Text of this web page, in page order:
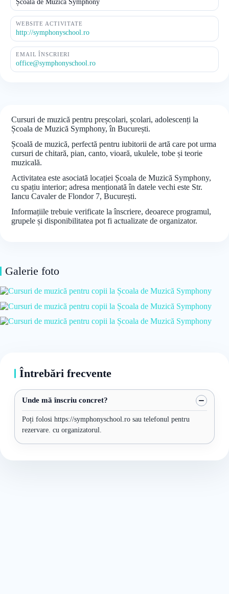
Școala de Muzică Symphony
WEBSITE ACTIVITATE
http://symphonyschool.ro
EMAIL ÎNSCRIERI
office@symphonyschool.ro
Cursuri de muzică pentru preșcolari, școlari, adolescenți la
Școala de Muzică Symphony, în București.
Școală de muzică, perfectă pentru iubitorii de artă care pot urma
cursuri de chitară, pian, canto, vioară, ukulele, tobe și teorie
muzicală.
Activitatea este asociată locației Școala de Muzică Symphony,
cu spațiu interior; adresa menționată în datele vechi este Str.
Iancu Cavaler de Flondor 7, București.
Informațiile trebuie verificate la înscriere, deoarece programul,
grupele și disponibilitatea pot fi actualizate de organizator.
Galerie foto
Întrebări frecvente
Unde mă înscriu concret?
Poți folosi https://symphonyschool.ro sau telefonul pentru
rezervare. cu organizatorul.